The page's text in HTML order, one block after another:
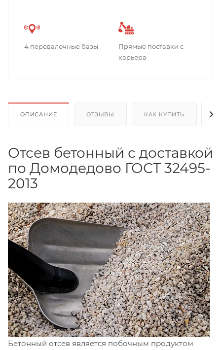
4 перевалочные базы
Прямые поставки с
карьера
ОПИСАНИЕ ОТЗЫВЫ КАК КУПИТЬ
Отсев бетонный с доставкой
по Домодедово ГОСТ 32495-
2013
Бетонный отсев является побочным продуктом